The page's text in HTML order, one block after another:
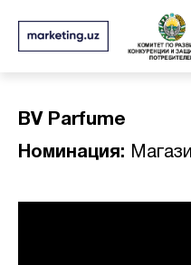
BV Parfume
Номинация: